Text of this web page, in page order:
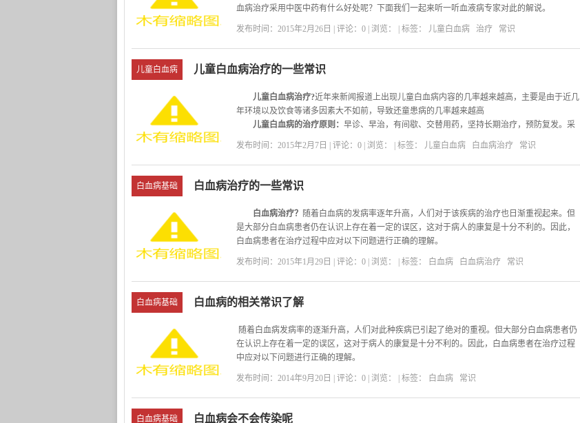
血病治疗采用中医中药有什么好处呢？下面我们一起来听一听血液病专家对此的解说。
儿童白血病的特点，儿童白血病治疗为什么采用中医中药?
特点一：儿童白血病极易复发。通常发生在治疗过程中或治疗结束后不久。复发以后更加
凶险，白血病细胞生长迅猛而且产生耐药性。复发后进行治疗是非常难控制的。
发布时间：2015年2月26日 | 评论：0 | 浏览： | 标签： 儿童白血病 治疗 常识
儿童白血病 儿童白血病治疗的一些常识
儿童白血病治疗?近年来新闻报道上出现儿童白血病内容的几率越来越高，主要是由于近几
年环境以及饮食等诸多因素大不如前，导致还童患病的几率越来越高
儿童白血病的治疗原则：早诊、早治，有间歇、交替用药，坚持长期治疗，预防复发。采
用以化疗为主的综合治疗。可配合支持疗法、免疫疗法或做骨髓移植。
儿童白血病治疗的相关介绍：
发布时间：2015年2月7日 | 评论：0 | 浏览： | 标签： 儿童白血病 白血病治疗 常识
白血病基础 白血病治疗的一些常识
白血病治疗？ 随着白血病的发病率逐年升高，人们对于该疾病的治疗也日渐重视起来。但
是大部分白血病患者仍在认识上存在着一定的误区，这对于病人的康复是十分不利的。因此，
白血病患者在治疗过程中应对以下问题进行正确的理解。
白血病治疗需要了解的一些常识：
常识一、白血病并非绝症
发布时间：2015年1月29日 | 评论：0 | 浏览： | 标签： 白血病 白血病治疗 常识
白血病基础 白血病的相关常识了解
随着白血病发病率的逐渐升高，人们对此种疾病已引起了绝对的重视。但大部分白血病患者仍
在认识上存在着一定的误区，这对于病人的康复是十分不利的。因此，白血病患者在治疗过程
中应对以下问题进行正确的理解。
一、白血病并非绝症
一提到“白血病”，大多数人就会想到“血癌”、“绝症”等字眼。白血病虽是一种病因未明、复杂凶
险的疾病，但并非“不治之症”。医学技术发展到今天，该病已有许多有效的对应治疗方法，如
急性早幼粒细胞白血病—M3等单用维甲酸或砷剂治疗即可取得完全缓解甚至治愈。随着医学科
发布时间：2014年9月20日 | 评论：0 | 浏览： | 标签： 白血病 常识
白血病基础 白血病会不会传染呢